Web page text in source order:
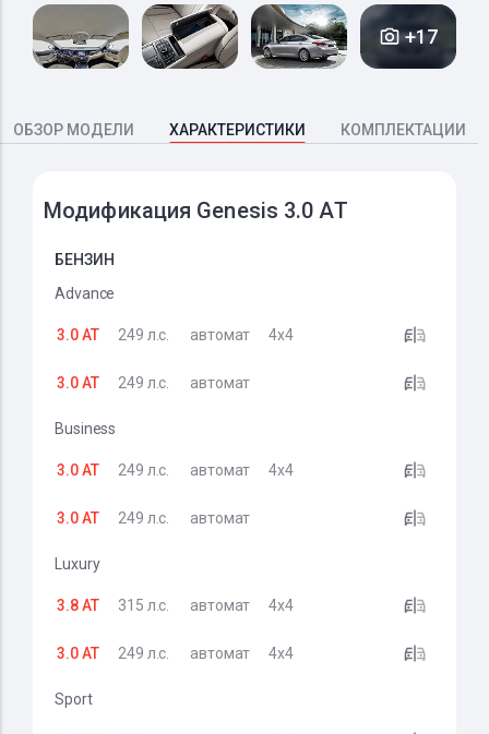
+17
ОБЗОР МОДЕЛИ ХАРАКТЕРИСТИКИ КОМПЛЕКТАЦИИ
Модификация Genesis 3.0 AT
БЕНЗИН
Advance
3.0 AT 249 л.с. автомат 4x4
3.0 AT 249 л.с. автомат
Business
3.0 AT 249 л.с. автомат 4x4
3.0 AT 249 л.с. автомат
Luxury
3.8 AT 315 л.с. автомат 4x4
3.0 AT 249 л.с. автомат 4x4
Sport